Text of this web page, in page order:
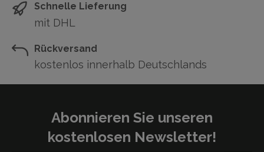
Schnelle Lieferung
mit DHL
Rückversand
kostenlos innerhalb Deutschlands
Abonnieren Sie unseren
kostenlosen Newsletter!